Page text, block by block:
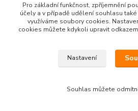
282,6 Kčbez DPH
Přidat do
Načíst další produkty
Pro základní funkčnost, zpříjemnění
účely a v případě udělení souhlasu
využíváme soubory cookies.
cookies můžete kdykoli upravit
Nastavení
Souhlas můžete